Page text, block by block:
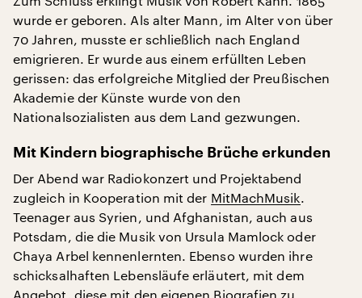
wurde er geboren. Als alter Mann, im Alter von über
70 Jahren, musste er schließlich nach England
emigrieren. Er wurde aus einem erfüllten Leben
gerissen: das erfolgreiche Mitglied der Preußischen
Akademie der Künste wurde von den
Nationalsozialisten aus dem Land gezwungen.
Mit Kindern biographische Brüche erkunden
Der Abend war Radiokonzert und Projektabend
zugleich in Kooperation mit der MitMachMusik.
Teenager aus Syrien, und Afghanistan, auch aus
Potsdam, die die Musik von Ursula Mamlock oder
Chaya Arbel kennenlernten. Ebenso wurden ihre
schicksalhaften Lebensläufe erläutert, mit dem
Angebot, diese mit den eigenen Biografien zu